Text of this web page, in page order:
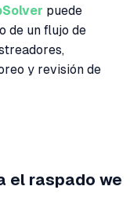
puede
de un flujo de
y revisión de
el raspado we